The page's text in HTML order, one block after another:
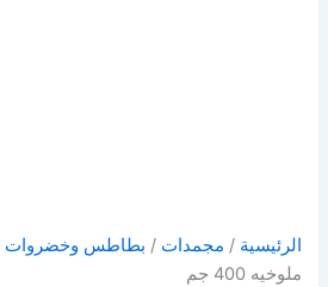
الرئيسية / مجمدات / بطاطس وخضروات
ملوخيه 400 جم